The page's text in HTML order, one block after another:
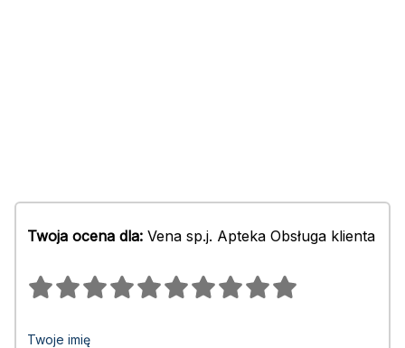
Twoja ocena dla: Vena sp.j. Apteka Obsługa klienta
Twoje imię